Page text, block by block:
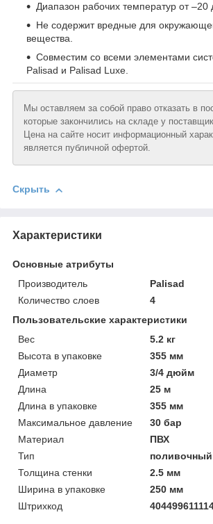
Диапазон рабочих температур от –20
Не содержит вредные для
вещества.
Совместим со всеми элементами
Palisad и Palisad Luxe.
Мы оставляем за собой право отказать в
которые закончились на складе у
Цена на сайте носит информационный
является публичной офертой.
Скрыть
Характеристики
Основные атрибуты
Производитель
Palisad
Количество слоев
4
Пользовательские характеристики
Вeс
5.2 кг
Высотa в упаковке
355 мм
Диаметр
3/4 дюйм
Длинa
25 м
Длинa в упаковке
355 мм
Максимальное давление
30 бар
Материал
ПВХ
Тип
поливочный
Толщинa стенки
2.5 мм
Ширинa в упаковке
250 мм
Штрихкод